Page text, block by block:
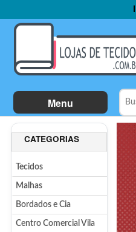
Menu
CATEGORIAS
Tecidos
Malhas
Bordados e Cia
Centro Comercial Vila